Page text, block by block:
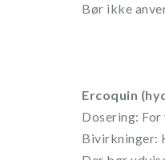
Bør ikke
Ercoquin
Dosering:
Bivirkninger: